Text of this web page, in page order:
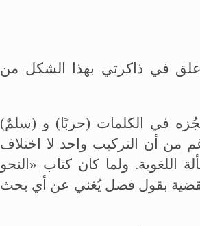
في ذاكرتي بهذا الشكل من
في الكلمات (حربًا) و (سلمٌ)
من أن التركيب واحد لا اختلاف
ولما كان كتاب «النحو
بقول فصل يُغني عن أي بحث